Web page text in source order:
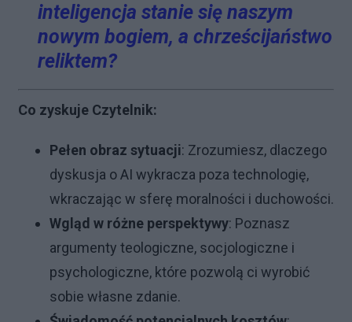
inteligencja stanie się naszym
nowym bogiem, a chrześcijaństwo
reliktem?
Co zyskuje Czytelnik:
Pełen obraz sytuacji: Zrozumiesz, dlaczego
dyskusja o AI wykracza poza technologię,
wkraczając w sferę moralności i duchowości.
Wgląd w różne perspektywy: Poznasz
argumenty teologiczne, socjologiczne i
psychologiczne, które pozwolą ci wyrobić
sobie własne zdanie.